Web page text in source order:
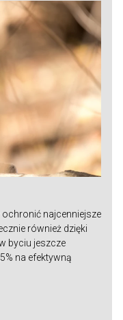
najcenniejsze
również dzięki
byciu jeszcze
na efektywną